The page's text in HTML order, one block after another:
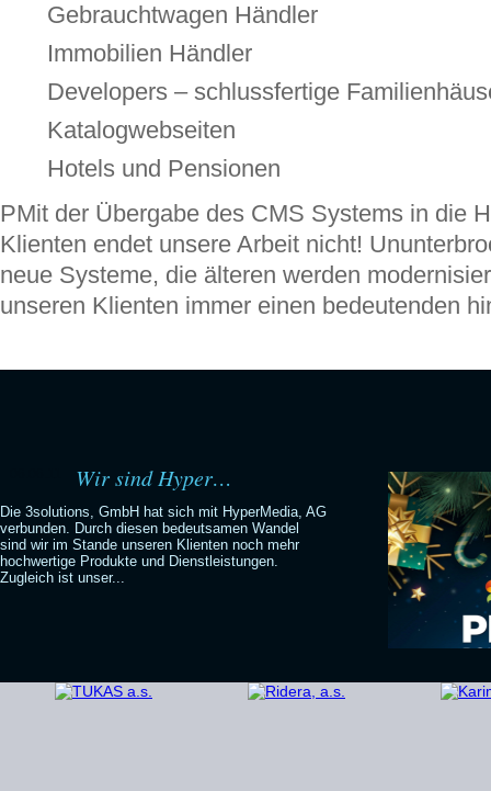
Gebrauchtwagen Händler
Immobilien Händler
Developers – schlussfertige
Katalogwebseiten
Hotels und Pensionen
PMit der Übergabe des CMS Systems in die
Klienten endet unsere Arbeit nicht!
neue Systeme, die älteren werden
unseren Klienten immer einen bedeutenden
Wir sind Hyper…
Die 3solutions, GmbH hat sich mit HyperMedia, AG
verbunden. Durch diesen bedeutsamen Wandel
sind wir im Stande unseren Klienten noch mehr
hochwertige Produkte und Dienstleistungen.
Zugleich ist unser...